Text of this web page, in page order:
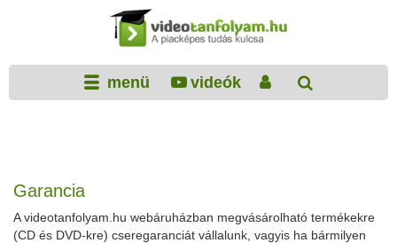
menü videók
Garancia
A videotanfolyam.hu webáruházban megvásárolható termékekre
(CD és DVD-kre) cseregaranciát vállalunk, vagyis ha bármilyen